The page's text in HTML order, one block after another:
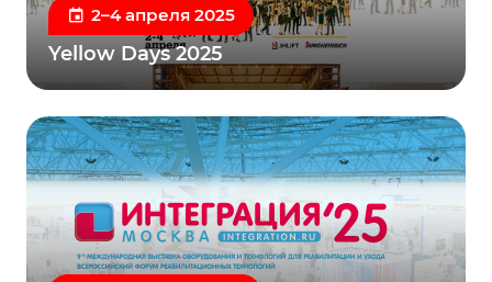
2–4 апреля 2025
Yellow Days 2025